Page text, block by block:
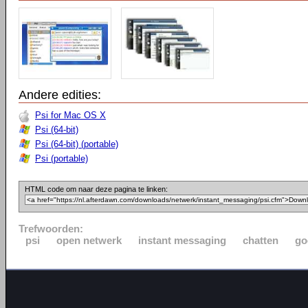
Andere edities:
Psi for Mac OS X
Psi (64-bit)
Psi (64-bit) (portable)
Psi (portable)
HTML code om naar deze pagina te linken:
Trefwoorden:
psi
open netwerk instant messaging chatten